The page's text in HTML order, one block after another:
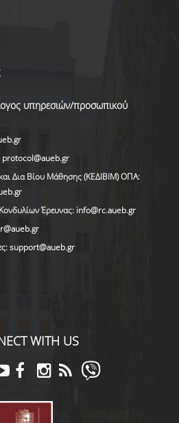
υπηρεσιών/προσωπικού
protocol@aueb.gr
Δια Βίου Μάθησης (ΚΕΔΙΒΙΜ) ΟΠΑ:
Έρευνας: info@rc.aueb.gr
support@aueb.gr
WITH US